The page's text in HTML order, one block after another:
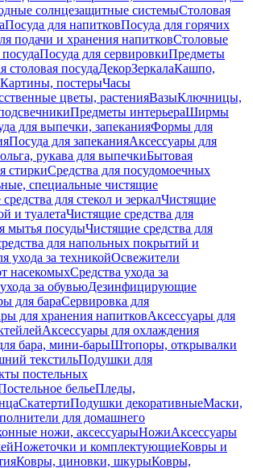
солнцезащитные системыСтоловая
Посуда для напитковПосуда для горячих
подачи и хранения напитковСтоловые
Посуда для сервировкиПредметы
столовая посудаДекорЗеркалаКашпо,
Картины, постерыЧасы
цветы, растенияВазыКлючницы,
Предметы интерьераШирмы
для выпечки, запеканияФормы для
Посуда для запеканияАксессуары для
рукава для выпечкиБытовая
стиркиСредства для посудомоечных
специальные чистящие
для стекол и зеркалЧистящие
и туалетаЧистящие средства для
мытья посудыЧистящие средства для
для напольных покрытий и
ухода за техникойОсвежители
насекомыхСредства ухода за
за обувьюДезинфицирующие
для бараСервировка для
для хранения напитковАксессуары для
Аксессуары для охлаждения
бара, мини-барыШтопоры, открывалки
текстильПодушки для
постельных
бельеПледы,
СкатертиПодушки декоративныеМаски,
для домашнего
ножи, аксессуарыНожиАксессуары
Ножеточки и комплектующиеКовры и
Ковры, циновки, шкурыКовры,